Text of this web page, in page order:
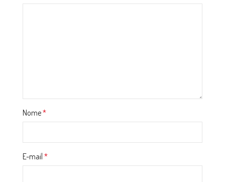
Nome*
E-mail *